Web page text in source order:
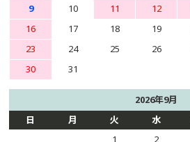
9
10 11 12
16
17 18 19
23
24 25 26
30
31
2026年9月
日
月 火 水
1
2